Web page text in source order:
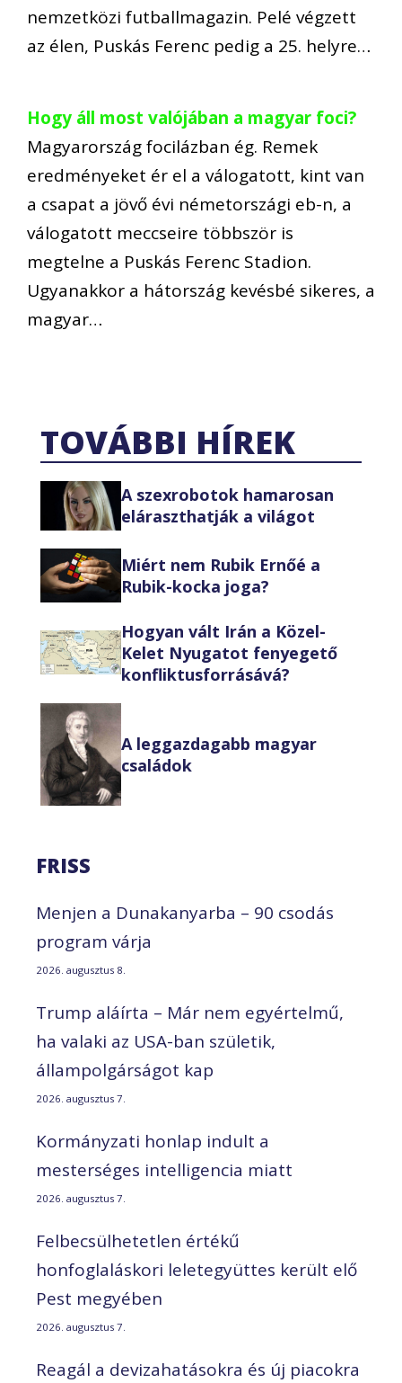
nemzetközi futballmagazin. Pelé végzett
az élen, Puskás Ferenc pedig a 25. helyre…
Hogy áll most valójában a magyar foci?
Magyarország focilázban ég. Remek
eredményeket ér el a válogatott, kint van
a csapat a jövő évi németországi eb-n, a
válogatott meccseire többször is
megtelne a Puskás Ferenc Stadion.
Ugyanakkor a hátország kevésbé sikeres, a
magyar…
TOVÁBBI HÍREK
A szexrobotok hamarosan
eláraszthatják a világot
Miért nem Rubik Ernőé a
Rubik-kocka joga?
Hogyan vált Irán a Közel-
Kelet Nyugatot fenyegető
konfliktusforrásává?
A leggazdagabb magyar
családok
FRISS
Menjen a Dunakanyarba – 90 csodás
program várja
2026. augusztus 8.
Trump aláírta – Már nem egyértelmű,
ha valaki az USA-ban születik,
állampolgárságot kap
2026. augusztus 7.
Kormányzati honlap indult a
mesterséges intelligencia miatt
2026. augusztus 7.
Felbecsülhetetlen értékű
honfoglaláskori leletegyüttes került elő
Pest megyében
2026. augusztus 7.
Reagál a devizahatásokra és új piacokra